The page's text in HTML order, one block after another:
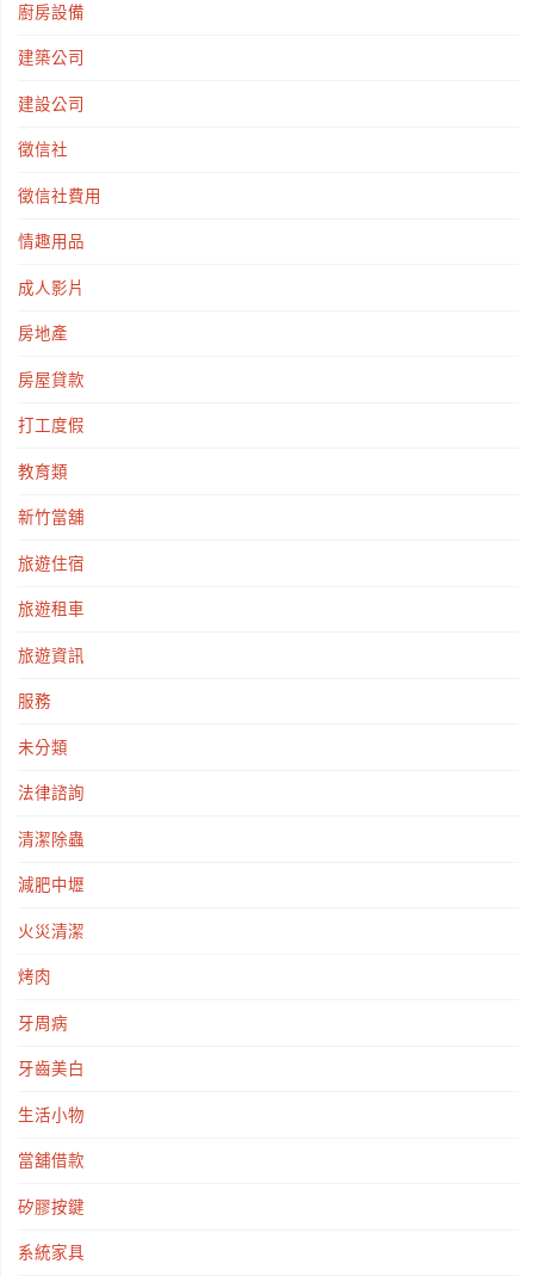
廚房設備
建築公司
建設公司
徵信社
徵信社費用
情趣用品
成人影片
房地產
房屋貸款
打工度假
教育類
新竹當舖
旅遊住宿
旅遊租車
旅遊資訊
服務
未分類
法律諮詢
清潔除蟲
減肥中壢
火災清潔
烤肉
牙周病
牙齒美白
生活小物
當舖借款
矽膠按鍵
系統家具